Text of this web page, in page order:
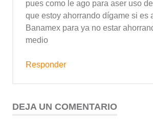
pues como le ago para aser uso
que estoy ahorrando dígame si es
Banamex para ya no estar
medio
Responder
DEJA UN COMENTARIO